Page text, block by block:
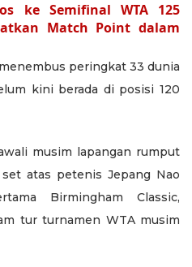
ke Semifinal WTA 125
Match Point dalam
peringkat 33 dunia
kini berada di posisi 120
musim lapangan rumput
atas petenis Jepang Nao
Birmingham Classic,
tur turnamen WTA musim